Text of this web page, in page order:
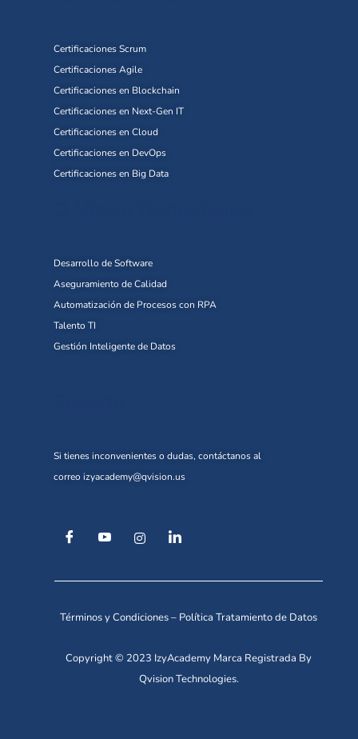
Certificaciones Scrum
Certificaciones Agile
Certificaciones en Blockchain
Certificaciones en Next-Gen IT
Certificaciones en Cloud
Certificaciones en DevOps
Certificaciones en Big Data
Desarrollo de Software
Aseguramiento de Calidad
Automatización de Procesos con RPA
Talento TI
Gestión Inteligente de Datos
Si tienes inconvenientes o dudas, contáctanos al
correo izyacademy@qvision.us
Términos y Condiciones– Política Tratamiento de Datos
Copyright © 2023 IzyAcademy Marca Registrada By
Qvision Technologies.